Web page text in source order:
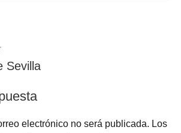
Sevilla
electrónico no será publicada. Los